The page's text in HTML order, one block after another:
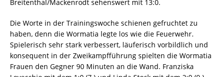
Breitenthal/Mackenrodt sehenswert mit 13:0.
Die Worte in der Trainingswoche schienen gefruchtet zu
haben, denn die Wormatia legte los wie die Feuerwehr.
Spielerisch sehr stark verbessert, läuferisch vorbildlich und
konsequent in der Zweikampfführung spielten die Wormatia
Frauen den Gegner 90 Minuten an die Wand. Franziska